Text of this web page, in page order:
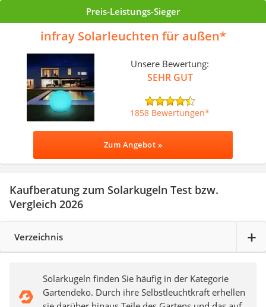
Preis-Leistungs-Sieger
infray Solarleuchten für außen
Unsere Bewertung:
SEHR GUT
1858 Bewertungen
Zum Angebot »
Kaufberatung zum Solarkugeln Test bzw.
Vergleich 2026
Verzeichnis
Solarkugeln finden Sie häufig in der Kategorie
Gartendeko. Durch ihre Selbstleuchtkraft erhellen